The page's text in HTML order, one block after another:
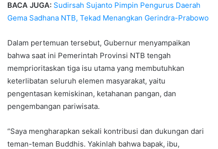
BACA JUGA: Sudirsah Sujanto Pimpin Pengurus Daerah
Gema Sadhana NTB, Tekad Menangkan Gerindra-Prabowo
Dalam pertemuan tersebut, Gubernur menyampaikan
bahwa saat ini Pemerintah Provinsi NTB tengah
memprioritaskan tiga isu utama yang membutuhkan
keterlibatan seluruh elemen masyarakat, yaitu
pengentasan kemiskinan, ketahanan pangan, dan
pengembangan pariwisata.
“Saya mengharapkan sekali kontribusi dan dukungan dari
teman-teman Buddhis. Yakinlah bahwa bapak, ibu,